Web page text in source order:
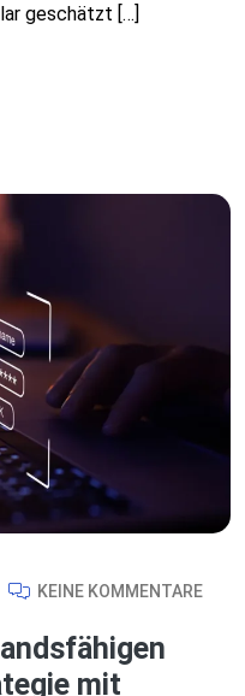
geschätzt […]
KEINE KOMMENTARE
mit